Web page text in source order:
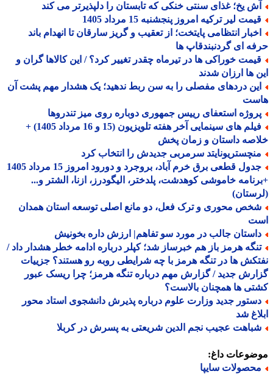
یخ؛ غذای سنتی خنکی که تابستان را دلپذیرتر می کند
لیر ترکیه امروز پنجشنبه 15 مرداد 1405
انتظامی پایتخت؛ از تعقیب و گریز سارقان تا انهدام باند
ای گردنبندقاپ ها
خوراکی ها در تیرماه چقدر تغییر کرد؟ / این کالاها گران و
ها ارزان شدند
دردهای مفصلی را به سن ربط ندهید؛ یک هشدار مهم پشت آن
استعفای رییس جمهوری دوباره روی میز تندروها
فیلم های سینمایی آخر هفته تلویزیون (15 و 16 مرداد 1405) +
داستان و زمان پخش
سرمربی جدیدش را انتخاب کرد
جدول قطعی برق خرم آباد، بروجرد و دورود امروز 15 مرداد 1405
خاموشی کوهدشت، پلدختر، الیگودرز، ازنا، الشتر و...
محوری و ترک فعل، دو مانع اصلی توسعه استان همدان
جالب در مورد سو تفاهم| ارزش داره بخونیش
هرمز باز هم خبرساز شد؛ کپلر درباره ادامه خطر هشدار داد /
ها در تنگه هرمز با چه شرایطی روبه رو هستند؟ جزییات
جدید / گزارش مهم درباره تنگه هرمز؛ چرا ریسک عبور
ها همچنان بالاست؟
جدید وزارت علوم درباره پذیرش دانشجوی استاد محور
شد
عجیب نجم الدین شریعتی به پسرش در کربلا
داغ:
سایپا